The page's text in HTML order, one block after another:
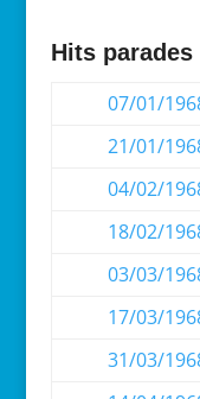
Hits parades
07/01/
21/01/
04/02/
18/02/
03/03/
17/03/
31/03/